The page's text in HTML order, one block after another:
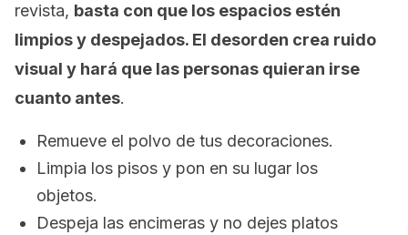
revista, basta con que los espacios estén
limpios y despejados. El desorden crea ruido
visual y hará que las personas quieran irse
cuanto antes.
Remueve el polvo de tus decoraciones.
Limpia los pisos y pon en su lugar los
objetos.
Despeja las encimeras y no dejes platos